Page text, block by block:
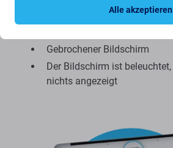
Linien auf dem Bildschirm
Gebrochener Bildschirm
Der Bildschirm ist
nichts angezeigt
Alle akzeptieren